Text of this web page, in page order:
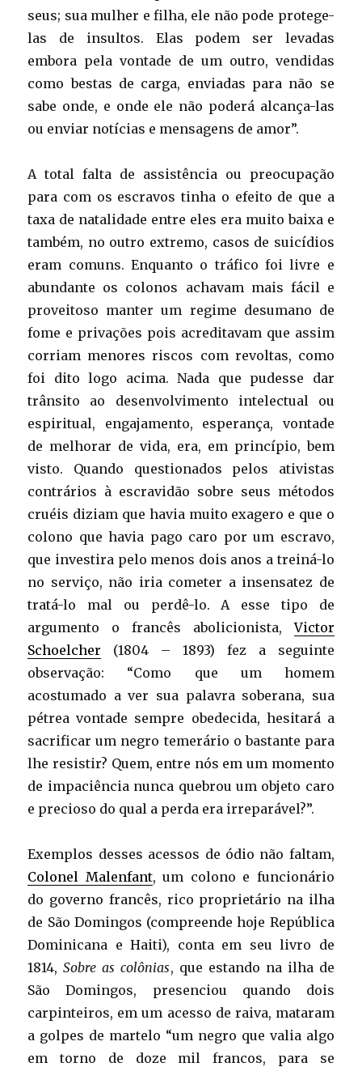
seus; sua mulher e filha, ele não pode protege-
las de insultos. Elas podem ser levadas
embora pela vontade de um outro, vendidas
como bestas de carga, enviadas para não se
sabe onde, e onde ele não poderá alcança-las
ou enviar notícias e mensagens de amor”.
A total falta de assistência ou preocupação
para com os escravos tinha o efeito de que a
taxa de natalidade entre eles era muito baixa e
também, no outro extremo, casos de suicídios
eram comuns. Enquanto o tráfico foi livre e
abundante os colonos achavam mais fácil e
proveitoso manter um regime desumano de
fome e privações pois acreditavam que assim
corriam menores riscos com revoltas, como
foi dito logo acima. Nada que pudesse dar
trânsito ao desenvolvimento intelectual ou
espiritual, engajamento, esperança, vontade
de melhorar de vida, era, em princípio, bem
visto. Quando questionados pelos ativistas
contrários à escravidão sobre seus métodos
cruéis diziam que havia muito exagero e que o
colono que havia pago caro por um escravo,
que investira pelo menos dois anos a treiná-lo
no serviço, não iria cometer a insensatez de
tratá-lo mal ou perdê-lo. A esse tipo de
argumento o francês abolicionista,Victor
Schoelcher (1804 – 1893) fez a seguinte
observação: “Como que um homem
acostumado a ver sua palavra soberana, sua
pétrea vontade sempre obedecida, hesitará a
sacrificar um negro temerário o bastante para
lhe resistir? Quem, entre nós em um momento
de impaciência nunca quebrou um objeto caro
e precioso do qual a perda era irreparável?”.
Exemplos desses acessos de ódio não faltam,
Colonel Malenfant, um colono e funcionário
do governo francês, rico proprietário na ilha
de São Domingos (compreende hoje República
Dominicana e Haiti), conta em seu livro de
1814,Sobre as colônias, que estando na ilha de
São Domingos, presenciou quando dois
carpinteiros, em um acesso de raiva, mataram
a golpes de martelo “um negro que valia algo
em torno de doze mil francos, para se